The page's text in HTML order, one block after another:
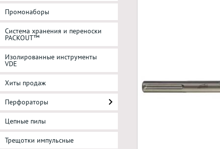
Промонаборы
Система хранения и переноски
PACKOUT™
Изолированные инструменты
VDE
Хиты продаж
Перфораторы
Цепные пилы
Трещотки импульсные